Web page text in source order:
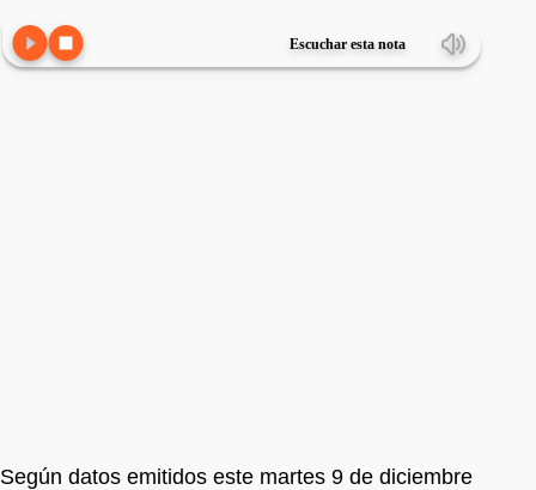
Escuchar esta nota
Según datos emitidos este martes 9 de diciembre